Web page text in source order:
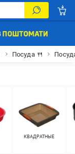
Посуда 🍴
КВАДРАТНЫЕ